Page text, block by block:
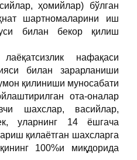
ҳомийлар) бўлган
шартномаларини иш
билан бекор қилиш
нафақаси
билан зарарланиши
қилиниши муносабати
ота-оналар
шахслар, васийлар,
уларнинг 14 ёшгача
қилаётган шахсларга
100%и миқдорида